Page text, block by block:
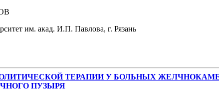
им. акад. И.П. Павлова, г. Рязань
ТЕРАПИИ У БОЛЬНЫХ
ПУЗЫРЯ